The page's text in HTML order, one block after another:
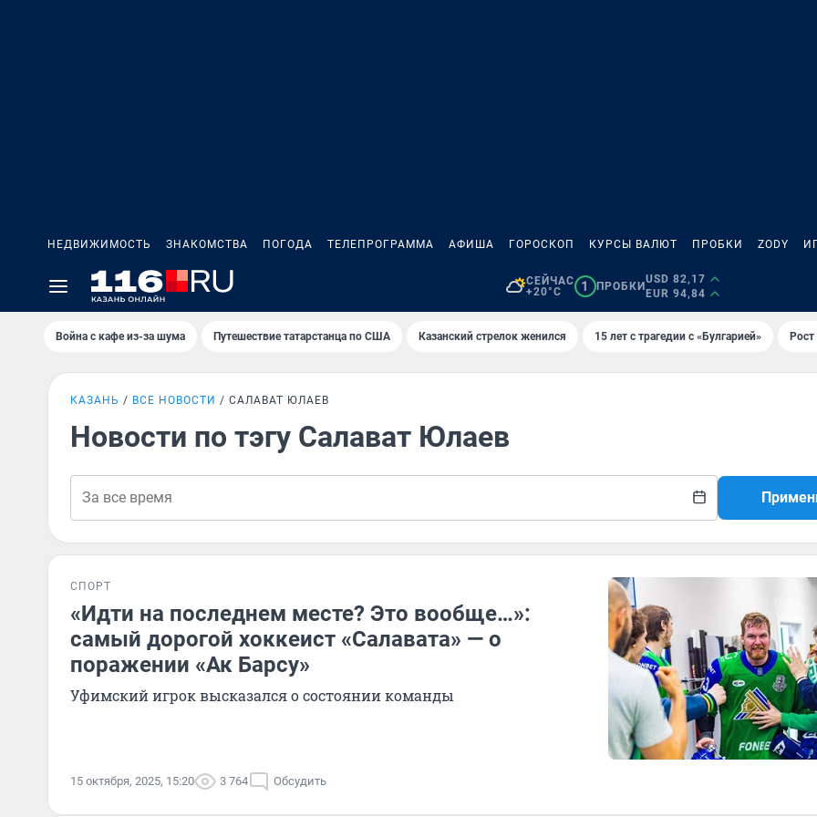
НЕДВИЖИМОСТЬ ЗНАКОМСТВА ПОГОДА ТЕЛЕПРОГРАММА АФИША ГОРОСКОП КУРСЫ ВАЛЮТ ПРОБКИ ZODY
СЕЙЧАС
+20°C
1 ПРОБКИ
USD 82,17
EUR 94,84
Война с кафе из-за шума Путешествие татарстанца по США Казанский стрелок женился 15 лет с трагедии с «Булгарией»
КАЗАНЬ ВСЕ НОВОСТИ САЛАВАТ ЮЛАЕВ
Новости по тэгу Салават Юлаев
СПОРТ
«Идти на последнем месте? Это вообще…»:
самый дорогой хоккеист «Салавата» — о
поражении «Ак Барсу»
Уфимский игрок высказался о состоянии команды
15 октября, 2025, 15:20 3 764 Обсудить